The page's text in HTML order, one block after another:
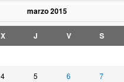
marzo 2015
X J V S
4 5 6 7